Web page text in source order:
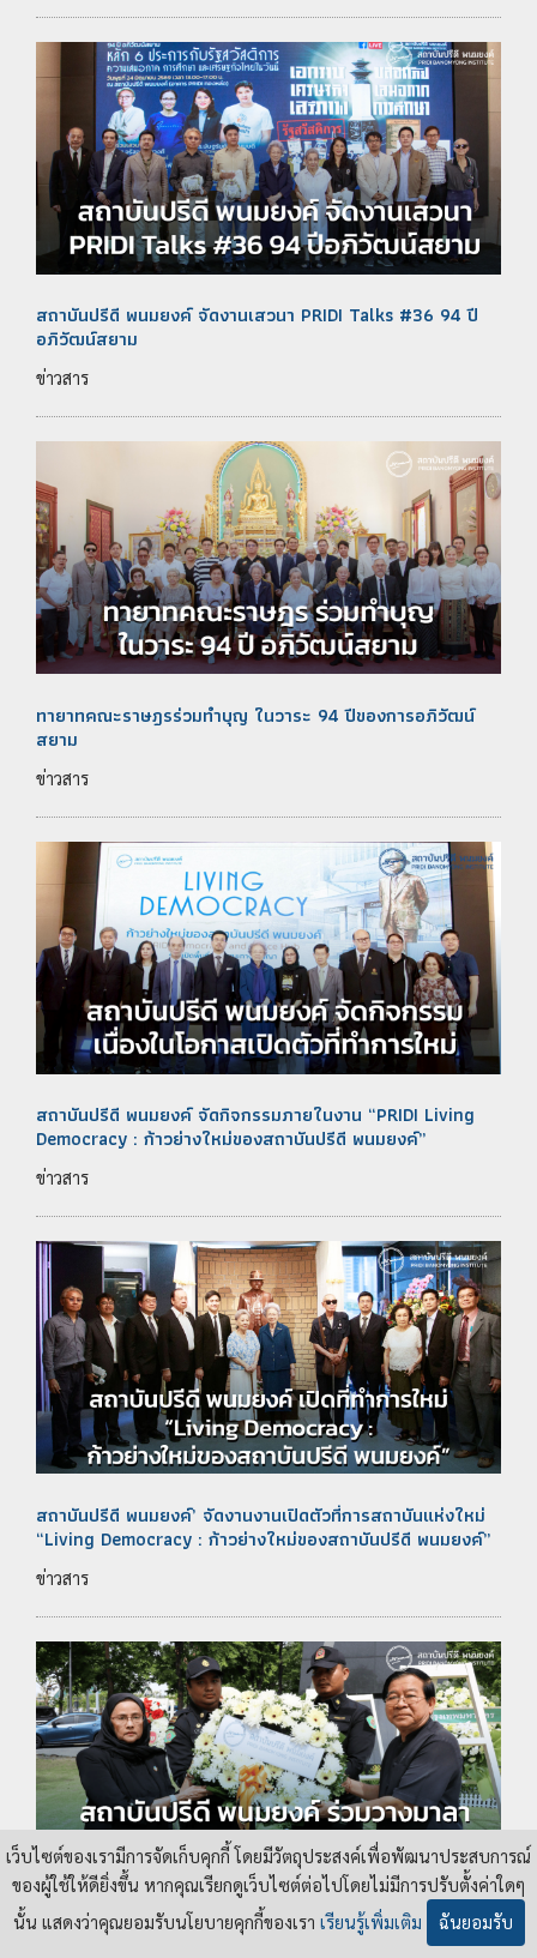
สถาบันปรีดี พนมยงค์ จัดงานเสวนา PRIDI Talks #36 94 ปี
อภิวัฒน์สยาม
ข่าวสาร
ทายาทคณะราษฎรร่วมทำบุญ ในวาระ 94 ปีของการอภิวัฒน์
สยาม
ข่าวสาร
สถาบันปรีดี พนมยงค์ จัดกิจกรรมภายในงาน “PRIDI Living
Democracy : ก้าวย่างใหม่ของสถาบันปรีดี พนมยงค์”
ข่าวสาร
สถาบันปรีดี พนมยงค์’ จัดงานงานเปิดตัวที่การสถาบันแห่งใหม่
“Living Democracy : ก้าวย่างใหม่ของสถาบันปรีดี พนมยงค์”
ข่าวสาร
สถาบันปรีดี​ พนม​ยงค์ ร่วมวางมาลางาน​รำลึก 34 ปี พฤษภา​
ประชา​ธรรม​
เว็บไซต์ของเรามีการจัดเก็บคุกกี้ โดยมีวัตถุประสงค์เพื่อพัฒนาประสบการณ์
ของผู้ใช้ให้ดียิ่งขึ้น หากคุณเรียกดูเว็บไซต์ต่อไปโดยไม่มีการปรับตั้งค่าใดๆ
นั้น แสดงว่าคุณยอมรับนโยบายคุกกี้ของเรา เรียนรู้เพิ่มเติม ฉันยอมรับ